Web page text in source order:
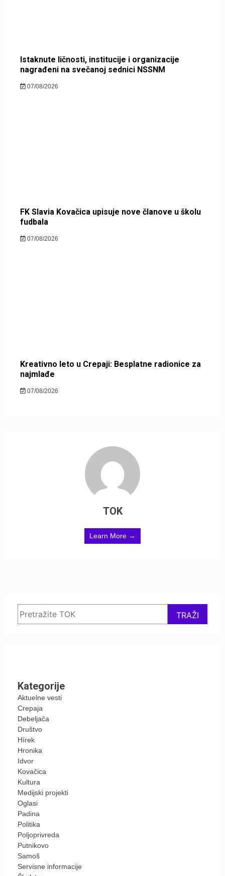
Istaknute ličnosti, institucije i organizacije
nagrađeni na svečanoj sednici NSSNM
07/08/2026
FK Slavia Kovačica upisuje nove članove u školu
fudbala
07/08/2026
Kreativno leto u Crepaji: Besplatne radionice za
najmlađe
07/08/2026
TOK
Learn More →
TRAŽI
Kategorije
Aktuelne vesti
Crepaja
Debeljača
Društvo
Hírek
Hronika
Idvor
Kovačica
Kultura
Medijski projekti
Oglasi
Padina
Politika
Poljoprivreda
Putnikovo
Samoš
Servisne informacije